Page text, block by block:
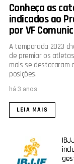
Conheça as
indicados ao
por VF
A temporada 2023
de premiar os
mais se destacaram
posições.
há 3 anos
LEIA MAIS